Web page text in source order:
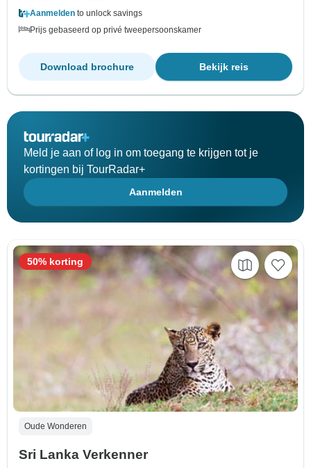
Aanmelden to unlock savings
Prijs gebaseerd op privé tweepersoonskamer
Bekijk reis
Download brochure
Meld je aan of log in om toegang te krijgen tot je
kortingen bij TourRadar+
Aanmelden
Oude Wonderen
Sri Lanka Verkenner
50% korting